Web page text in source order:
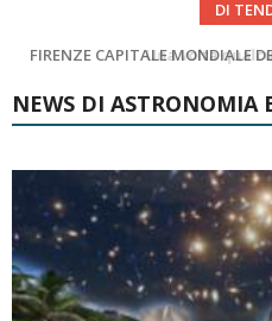
DI
Cielo del Mese
NEWS DI ASTRONOMIA